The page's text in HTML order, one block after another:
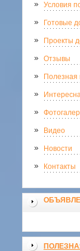
Условия
Готовые
Проекты
Отзывы
Видео
Новости
Контакты